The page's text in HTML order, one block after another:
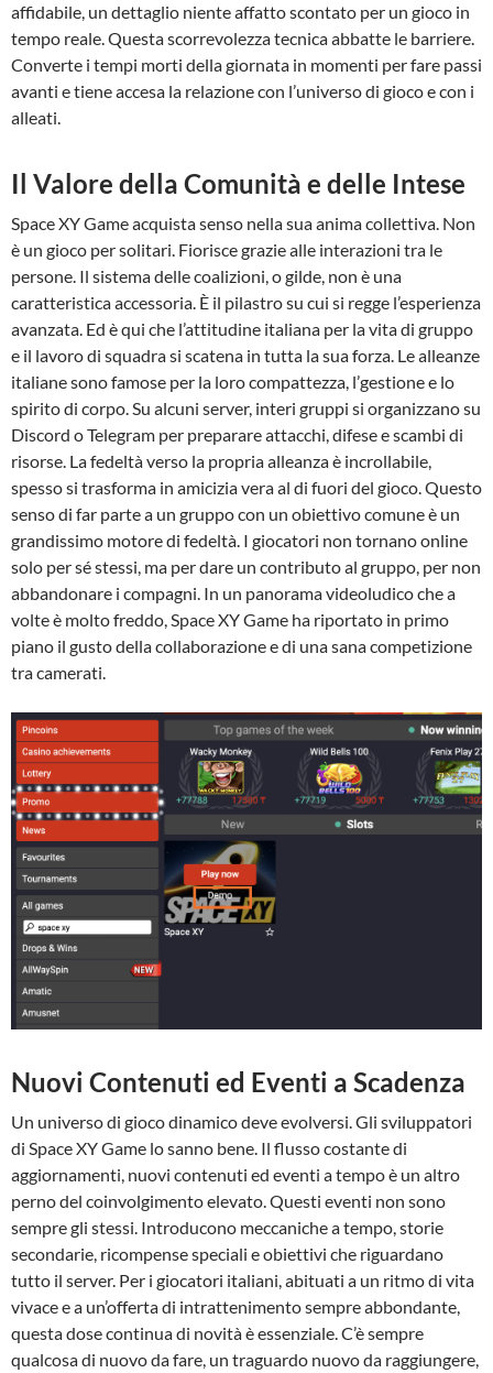
affidabile, un dettaglio niente affatto scontato per un gioco in
tempo reale. Questa scorrevolezza tecnica abbatte le barriere.
Converte i tempi morti della giornata in momenti per fare passi
avanti e tiene accesa la relazione con l’universo di gioco e con i
alleati.
Il Valore della Comunità e delle Intese
Space XY Game acquista senso nella sua anima collettiva. Non
è un gioco per solitari. Fiorisce grazie alle interazioni tra le
persone. Il sistema delle coalizioni, o gilde, non è una
caratteristica accessoria. È il pilastro su cui si regge l’esperienza
avanzata. Ed è qui che l’attitudine italiana per la vita di gruppo
e il lavoro di squadra si scatena in tutta la sua forza. Le alleanze
italiane sono famose per la loro compattezza, l’gestione e lo
spirito di corpo. Su alcuni server, interi gruppi si organizzano su
Discord o Telegram per preparare attacchi, difese e scambi di
risorse. La fedeltà verso la propria alleanza è incrollabile,
spesso si trasforma in amicizia vera al di fuori del gioco. Questo
senso di far parte a un gruppo con un obiettivo comune è un
grandissimo motore di fedeltà. I giocatori non tornano online
solo per sé stessi, ma per dare un contributo al gruppo, per non
abbandonare i compagni. In un panorama videoludico che a
volte è molto freddo, Space XY Game ha riportato in primo
piano il gusto della collaborazione e di una sana competizione
tra camerati.
Nuovi Contenuti ed Eventi a Scadenza
Un universo di gioco dinamico deve evolversi. Gli sviluppatori
di Space XY Game lo sanno bene. Il flusso costante di
aggiornamenti, nuovi contenuti ed eventi a tempo è un altro
perno del coinvolgimento elevato. Questi eventi non sono
sempre gli stessi. Introducono meccaniche a tempo, storie
secondarie, ricompense speciali e obiettivi che riguardano
tutto il server. Per i giocatori italiani, abituati a un ritmo di vita
vivace e a un’offerta di intrattenimento sempre abbondante,
questa dose continua di novità è essenziale. C’è sempre
qualcosa di nuovo da fare, un traguardo nuovo da raggiungere,